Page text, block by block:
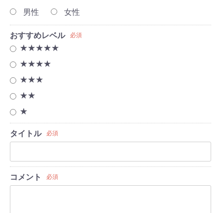
男性
女性
おすすめレベル 必須
★★★★★
★★★★
★★★
★★
★
タイトル 必須
コメント 必須